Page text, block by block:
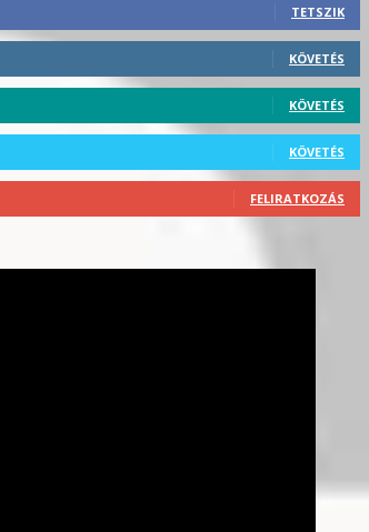
TETSZIK
KÖVETÉS
KÖVETÉS
KÖVETÉS
FELIRATKOZÁS